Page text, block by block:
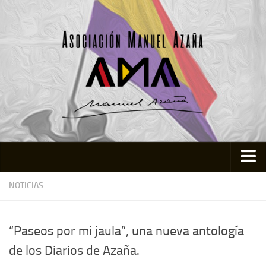
Inicio
Actividades
NOTICIAS
“Paseos por mi jaula”, una nueva antología
de los Diarios de Azaña.